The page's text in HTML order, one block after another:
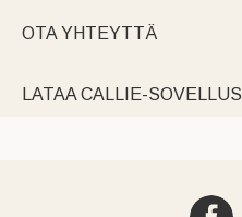
OTA YHTEYTTÄ
LATAA CALLIE-SOVELLUS